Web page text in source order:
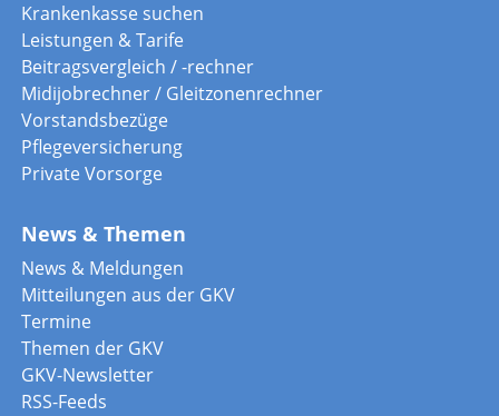
Krankenkasse suchen
Leistungen & Tarife
Beitragsvergleich / -rechner
Midijobrechner / Gleitzonenrechner
Vorstandsbezüge
Pflegeversicherung
Private Vorsorge
News & Themen
News & Meldungen
Mitteilungen aus der GKV
Termine
Themen der GKV
GKV-Newsletter
RSS-Feeds